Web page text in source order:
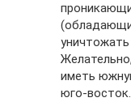
иметь
юго-восток.